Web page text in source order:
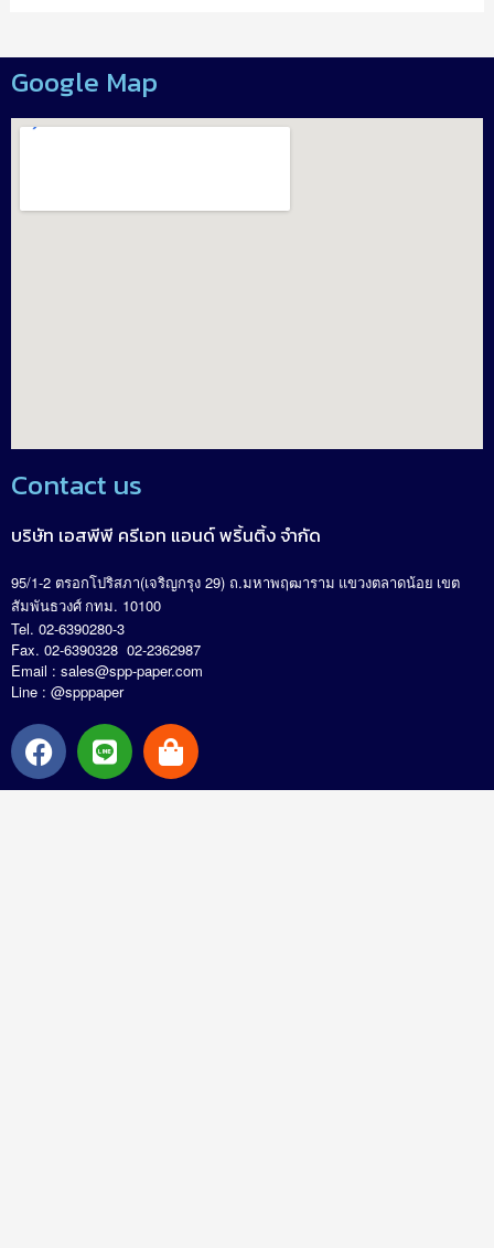
Google Map
Contact us
บริษัท เอสพีพี ครีเอท แอนด์ พริ้นติ้ง จำกัด
95/1-2 ตรอกโปริสภา(เจริญกรุง 29) ถ.มหาพฤฒาราม แขวงตลาดน้อย เขต
สัมพันธวงศ์ กทม. 10100
Tel. 02-6390280-3
Fax. 02-6390328 02-2362987
Email : sales@spp-paper.com
Line : @spppaper